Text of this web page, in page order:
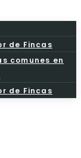
de Fincas
comunes en
de Fincas